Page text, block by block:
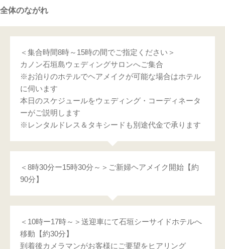
全体のながれ
＜集合時間8時～15時の間でご指定ください＞
カノン石垣島ウェディングサロンへご集合
※お泊りのホテルでヘアメイクが可能な場合はホテル
に伺います
本日のスケジュールをウェディング・コーディネータ
ーがご説明します
※レンタルドレス＆タキシードも別途代金で承ります
＜8時30分ー15時30分～＞ご新婦ヘアメイク開始【約
90分】
＜10時ー17時～＞送迎車にて石垣シーサイドホテルへ
移動【約30分】
到着後カメラマンがお客様にご要望をヒアリング